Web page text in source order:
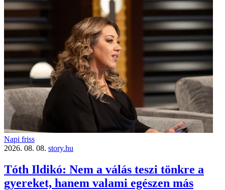
Napi friss
2026. 08. 08. story.hu
Tóth Ildikó: Nem a válás teszi tönkre a
gyereket, hanem valami egészen más